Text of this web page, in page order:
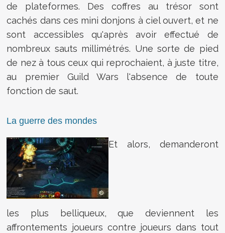
de plateformes. Des coffres au trésor sont
cachés dans ces mini donjons à ciel ouvert, et ne
sont accessibles qu'après avoir effectué de
nombreux sauts millimétrés. Une sorte de pied
de nez à tous ceux qui reprochaient, à juste titre,
au premier Guild Wars l'absence de toute
fonction de saut.
La guerre des mondes
Et alors, demanderont
les plus belliqueux, que deviennent les
affrontements joueurs contre joueurs dans tout